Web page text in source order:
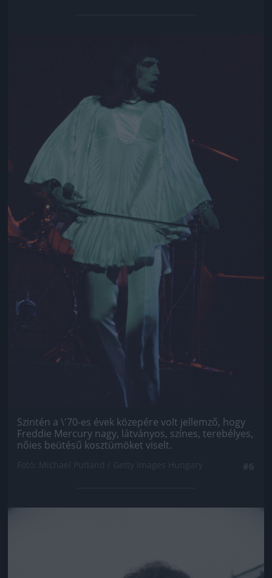
Szintén a \'70-es évek közepére volt jellemző, hogy
Freddie Mercury nagy, látványos, színes, terebélyes,
nőies beütésű kosztümöket viselt.